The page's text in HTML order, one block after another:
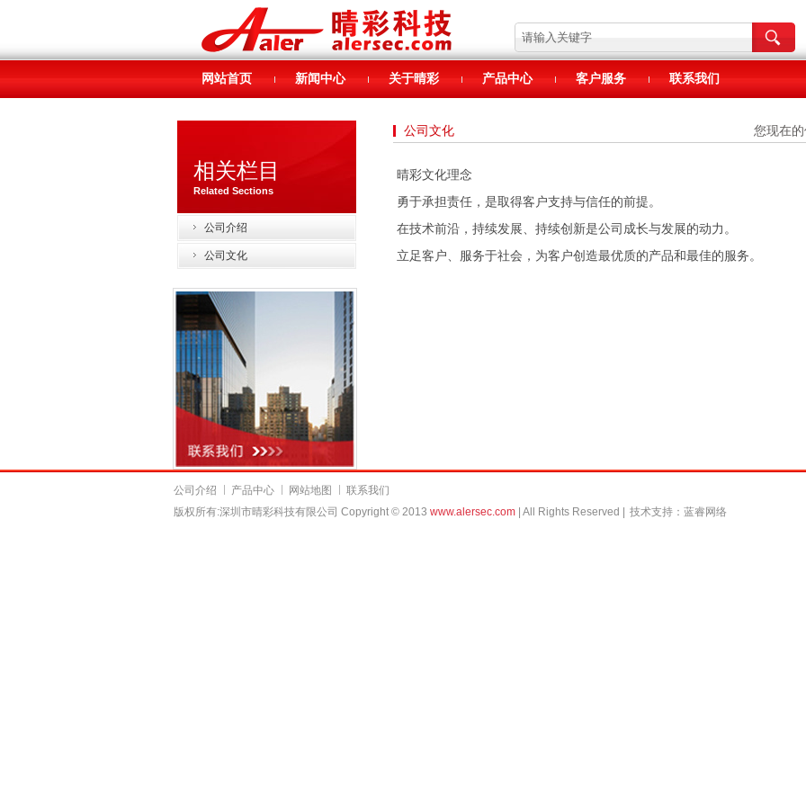
网站首页 新闻中心 关于晴彩 产品中心 客户服务 联系我们
相关栏目
Related Sections
公司介绍
公司文化
公司文化 您现在
晴彩文化理念
勇于承担责任，是取得客户支持与信任的前提。
在技术前沿，持续发展、持续创新是公司成长与发展的动力。
立足客户、服务于社会，为客户创造最优质的产品和最佳的服务。
公司介绍 产品中心 网站地图
联系我们
版权所有:深圳市晴彩科技有限公司 Copyright © 2013 www.alersec.com| All Rights Reserved | 技术支持： 蓝睿网络